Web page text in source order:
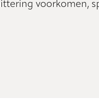
voorkomen,